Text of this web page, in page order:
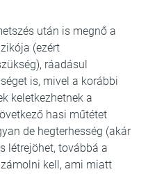
után is megnő a
(ezért
ráadásul
is, mivel a korábbi
keletkezhetnek a
hasi műtétet
de hegterhesség (akár
létrejöhet, továbbá a
kell, ami miatt